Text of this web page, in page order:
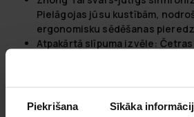
Piekrišana Sīkāka
Pielāgojas jūsu kustībām,
ergonomisku sēdēšanas
Atpakārtā slīpuma izvēle:
lai pielāgotu jūsu vēlamo
Lykke ir uzticams vārds ergonomiskās